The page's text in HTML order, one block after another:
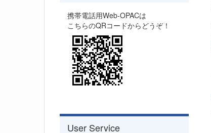
携帯電話用Web-OPACは
こちらのQRコードからどうぞ！
User Service